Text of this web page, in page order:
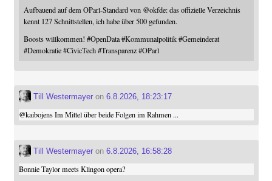
Aufbauend auf dem OParl-Standard von @okfde: das offizielle Verzeichnis
kennt 127 Schnittstellen, ich habe über 500 gefunden.
Boosts willkommen! #OpenData #Kommunalpolitik #Gemeinderat
#Demokratie #CivicTech #Transparenz #OParl
Till Westermayeron 6.8.2026, 18:23:17
@kaibojensIm Mittel über beide Folgen im Rahmen ...
Till Westermayeron 6.8.2026, 16:58:28
Bonnie Taylor meets Klingon opera?